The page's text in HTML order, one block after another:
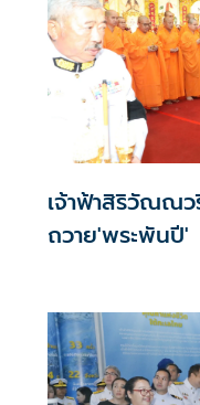
เจ้าฟ้าสิริวัณณ
ถวาย'พระพันปี'